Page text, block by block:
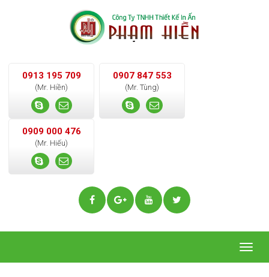
0913 195 709
(Mr. Hiền)
0907 847 553
(Mr. Tùng)
0909 000 476
(Mr. Hiếu)